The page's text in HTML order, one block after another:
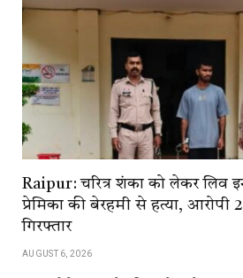
Raipur: चरित्र शंका को लेकर लिव
प्रेमिका की बेरहमी से हत्या,
गिरफ्तार
AUGUST 6, 2026